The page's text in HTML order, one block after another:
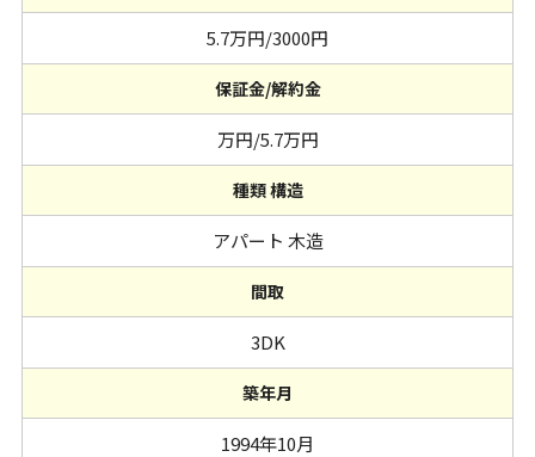
5.7万円/3000円
保証金/解約金
万円/5.7万円
種類 構造
アパート 木造
間取
3DK
築年月
1994年10月